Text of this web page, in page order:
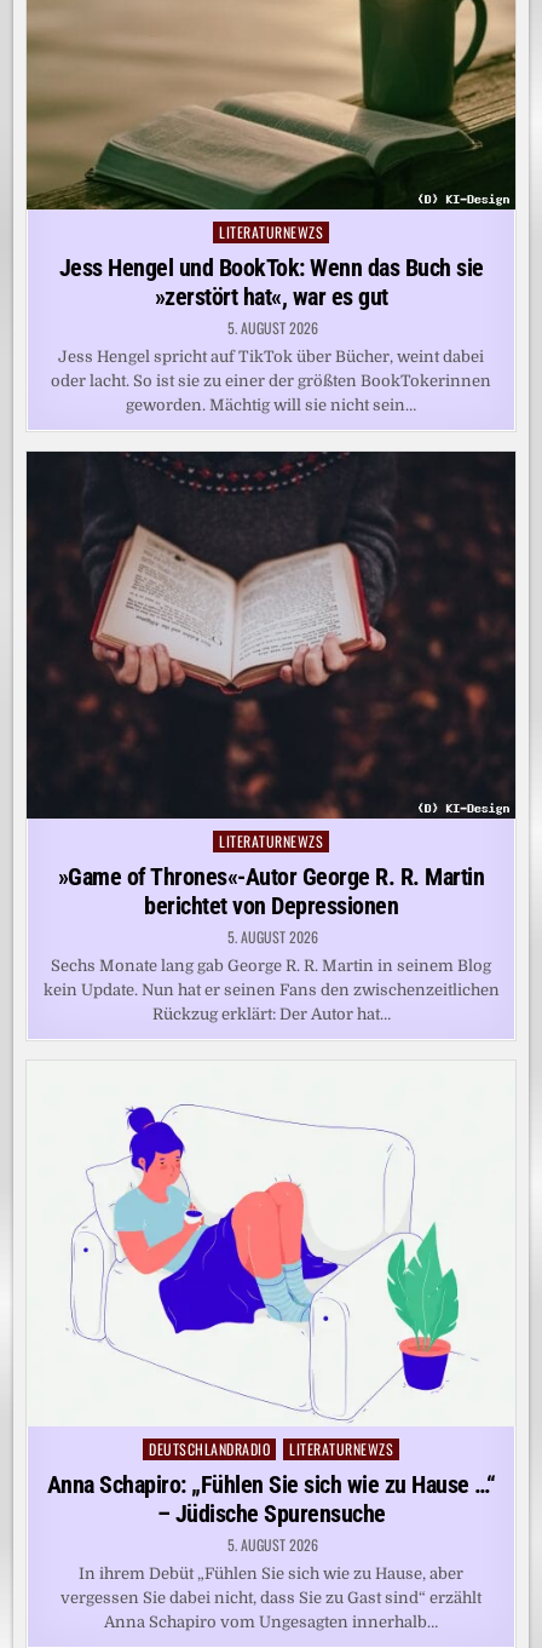
Posted
in
LITERATURNEWZS
Jess Hengel und BookTok: Wenn das Buch sie
»zerstört hat«, war es gut
5. AUGUST 2026
Jess Hengel spricht auf TikTok über Bücher, weint dabei
oder lacht. So ist sie zu einer der größten BookTokerinnen
geworden. Mächtig will sie nicht sein…
Posted
LITERATURNEWZS
»Game of Thrones«-Autor George R. R. Martin
berichtet von Depressionen
5. AUGUST 2026
Sechs Monate lang gab George R. R. Martin in seinem Blog
kein Update. Nun hat er seinen Fans den zwischenzeitlichen
Rückzug erklärt: Der Autor hat…
Posted
DEUTSCHLANDRADIO LITERATURNEWZS
Anna Schapiro: „Fühlen Sie sich wie zu Hause …“
– Jüdische Spurensuche
5. AUGUST 2026
In ihrem Debüt „Fühlen Sie sich wie zu Hause, aber
vergessen Sie dabei nicht, dass Sie zu Gast sind“ erzählt
Anna Schapiro vom Ungesagten innerhalb…